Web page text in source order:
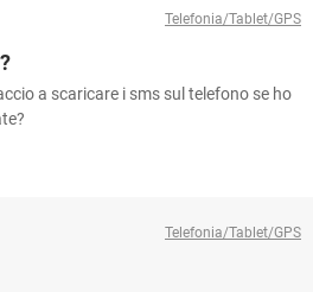
Telefonia/Tablet/GPS
a scaricare i sms sul telefono se ho
Telefonia/Tablet/GPS